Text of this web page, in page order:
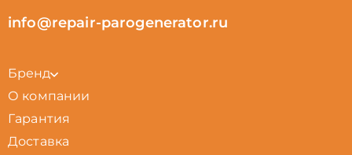
info@repair-parogenerator.ru
Бренд
О компании
Гарантия
Доставка